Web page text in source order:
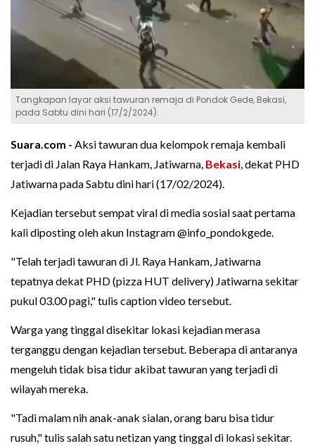
Tangkapan layar aksi tawuran remaja di Pondok Gede, Bekasi,
pada Sabtu dini hari (17/2/2024).
Suara.com - Aksi tawuran dua kelompok remaja kembali
terjadi di Jalan Raya Hankam, Jatiwarna, Bekasi, dekat PHD
Jatiwarna pada Sabtu dini hari (17/02/2024).
Kejadian tersebut sempat viral di media sosial saat pertama
kali diposting oleh akun Instagram @info_pondokgede.
"Telah terjadi tawuran di Jl. Raya Hankam, Jatiwarna
tepatnya dekat PHD (pizza HUT delivery) Jatiwarna sekitar
pukul 03.00 pagi," tulis caption video tersebut.
Warga yang tinggal disekitar lokasi kejadian merasa
terganggu dengan kejadian tersebut. Beberapa di antaranya
mengeluh tidak bisa tidur akibat tawuran yang terjadi di
wilayah mereka.
"Tadi malam nih anak-anak sialan, orang baru bisa tidur
rusuh," tulis salah satu netizan yang tinggal di lokasi sekitar.